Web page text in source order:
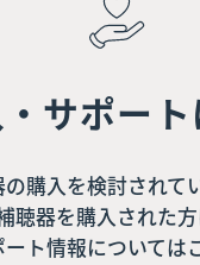
サポー
購入を検討されて
聴器を購入された方
ト情報については